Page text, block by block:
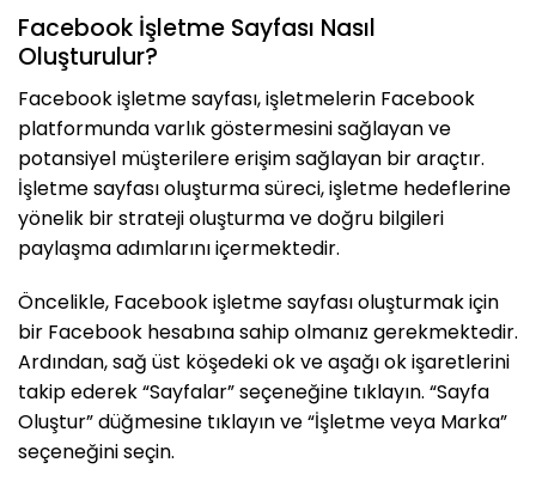
Facebook İşletme Sayfası Nasıl
Oluşturulur?
Facebook işletme sayfası, işletmelerin Facebook
platformunda varlık göstermesini sağlayan ve
potansiyel müşterilere erişim sağlayan bir araçtır.
İşletme sayfası oluşturma süreci, işletme hedeflerine
yönelik bir strateji oluşturma ve doğru bilgileri
paylaşma adımlarını içermektedir.
Öncelikle, Facebook işletme sayfası oluşturmak için
bir Facebook hesabına sahip olmanız gerekmektedir.
Ardından, sağ üst köşedeki ok ve aşağı ok işaretlerini
takip ederek “Sayfalar” seçeneğine tıklayın. “Sayfa
Oluştur” düğmesine tıklayın ve “İşletme veya Marka”
seçeneğini seçin.